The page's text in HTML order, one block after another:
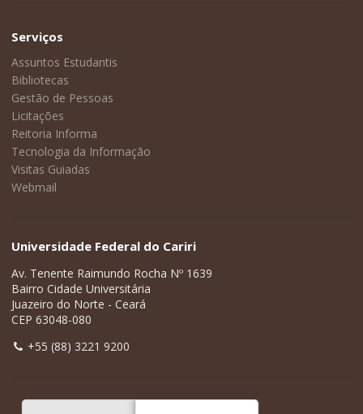
Serviços
Assuntos Estudantis
Bibliotecas
Gestão de Pessoas
Licitações
Reitoria Informa
Tecnologia da Informação
Visitas Guiadas
Webmail
Universidade Federal do Cariri
Av. Tenente Raimundo Rocha Nº 1639
Bairro Cidade Universitária
Juazeiro do Norte - Ceará
CEP 63048-080
+55 (88) 3221 9200